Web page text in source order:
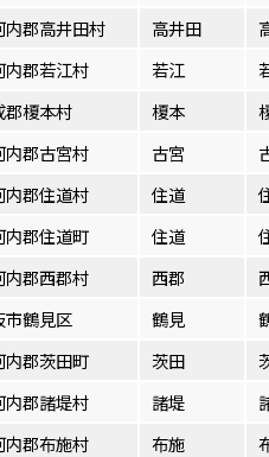
内郡高井田村 高井田
内郡若江村 若江
郡榎本村 榎本
内郡古宮村 古宮
内郡住道村 住道
内郡住道町 住道
内郡西郡村 西郡
市鶴見区 鶴見
内郡茨田町 茨田
内郡諸堤村 諸堤
内郡布施村 布施